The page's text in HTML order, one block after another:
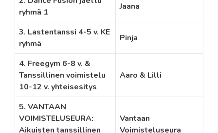
ryhmä 1
Jaana
3. Lastentanssi 4-5 v. KE
ryhmä
Pinja
4. Freegym 6-8 v. &
Tanssillinen voimistelu
10-12 v. yhteisesitys
Aaro & Lilli
5. VANTAAN
VOIMISTELUSEURA:
Aikuisten tanssillinen
Vantaan
Voimisteluseura